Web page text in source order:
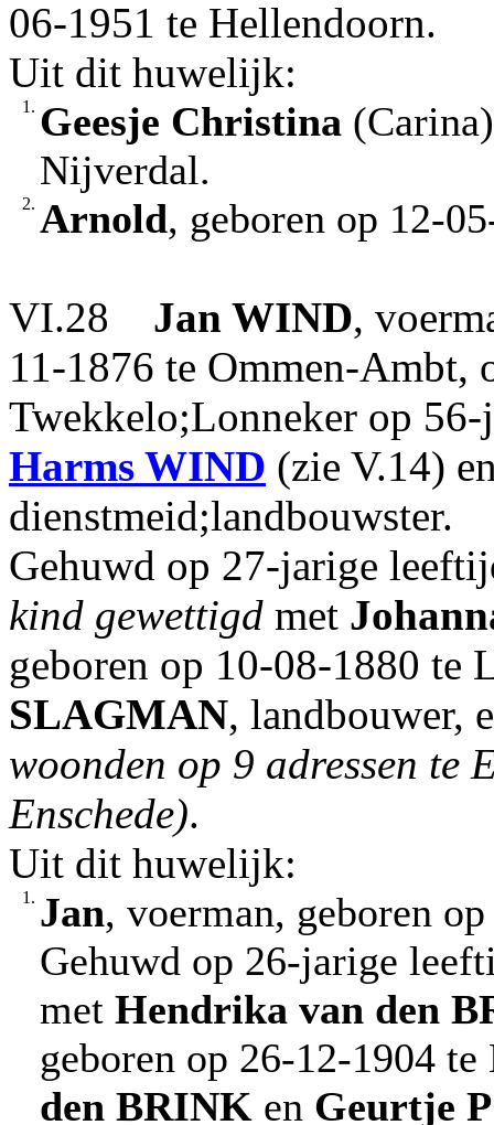
06-1951 te Hellendoorn.
Uit dit huwelijk:
1. Geesje Christina
Nijverdal.
2. Arnold, geboren op 12-
VI.28 Jan WIND,
11-1876 te Ommen-Ambt,
Twekkelo;Lonneker op
Harms WIND (zie V.14)
dienstmeid;landbouwster.
Gehuwd op 27-jarige
kind gewettigd met
geboren op 10-08-1880 te
SLAGMAN, landbouwer,
woonden op 9 adressen te
Enschede).
Uit dit huwelijk:
1. Jan, voerman, geboren
Gehuwd op 26-jarige
met Hendrika van den
geboren op 26-12-1904
den BRINK en Geurtje